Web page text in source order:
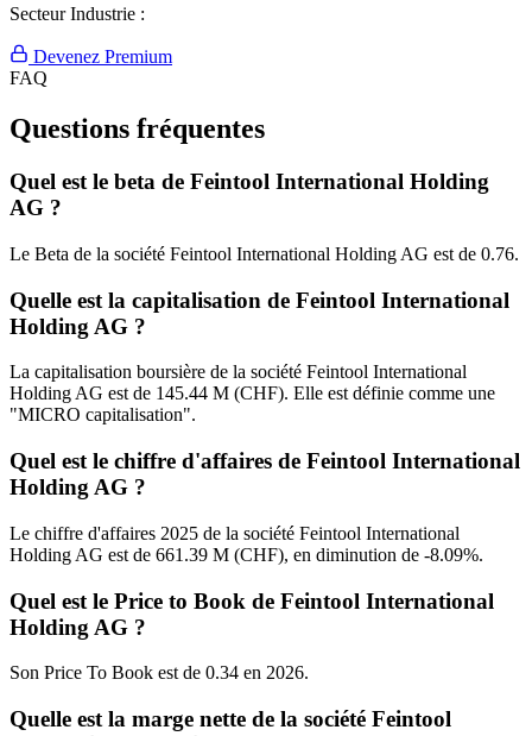
Secteur Industrie :
Devenez Premium
FAQ
Questions fréquentes
Quel est le beta de Feintool International Holding
AG ?
Le Beta de la société Feintool International Holding AG est de 0.76.
Quelle est la capitalisation de Feintool International
Holding AG ?
La capitalisation boursière de la société Feintool International
Holding AG est de 145.44 M (CHF). Elle est définie comme une
"MICRO capitalisation".
Quel est le chiffre d'affaires de Feintool International
Holding AG ?
Le chiffre d'affaires 2025 de la société Feintool International
Holding AG est de 661.39 M (CHF), en diminution de -8.09%.
Quel est le Price to Book de Feintool International
Holding AG ?
Son Price To Book est de 0.34 en 2026.
Quelle est la marge nette de la société Feintool